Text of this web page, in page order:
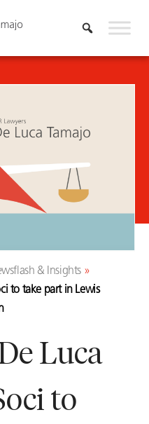
& Insights »
to take part in Lewis
Luca
to